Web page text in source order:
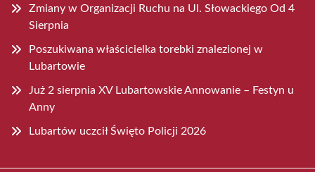
Zmiany w Organizacji Ruchu na Ul. Słowackiego Od 4
Sierpnia
Poszukiwana właścicielka torebki znalezionej w
Lubartowie
Już 2 sierpnia XV Lubartowskie Annowanie – Festyn u
Anny
Lubartów uczcił Święto Policji 2026